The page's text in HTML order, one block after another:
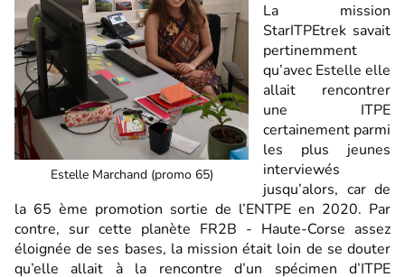
Estelle Marchand (promo 65)
La mission
StarITPEtrek savait
pertinemment
qu’avec Estelle elle
allait rencontrer
une ITPE
certainement parmi
les plus jeunes
interviewés
jusqu’alors, car de
la 65 ème promotion sortie de l’ENTPE en 2020. Par
contre, sur cette planète FR2B - Haute-Corse assez
éloignée de ses bases, la mission était loin de se douter
qu’elle allait à la rencontre d’un spécimen d’ITPE